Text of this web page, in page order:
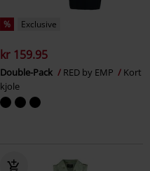
% Exclusive
kr 159.95
Double-Pack RED by EMP
Kort
kjole